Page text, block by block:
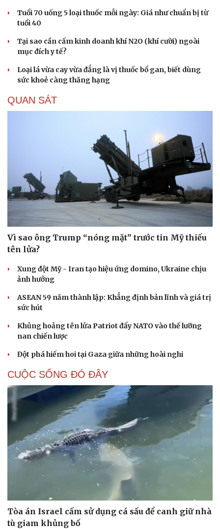
Tuổi 70 uống 5 loại thuốc mỗi ngày: Giá như chuẩn bị từ
tuổi 40
Tại sao cần cấm kinh doanh khí N2O (khí cười) ngoài
mục đích y tế?
Loại lá vừa cay vừa đắng là vị thuốc bổ gan, biết dùng
sức khoẻ càng thăng hạng
QUAN SÁT
Vì sao ông Trump “nóng mặt” trước tin Mỹ thiếu
tên lửa?
Xung đột Mỹ - Iran tạo hiệu ứng domino, Ukraine chịu
ảnh hưởng
ASEAN 59 năm thành lập: Khẳng định bản lĩnh và giá trị
sức hút
Khủng hoảng tên lửa Patriot đẩy NATO vào thế lưỡng
nan chiến lược
Đột phá hiếm hoi tại Gaza giữa những hoài nghi
CUỘC SỐNG ĐÓ ĐÂY
Tòa án Israel cấm sử dụng cá sấu để canh giữ nhà
tù giam khủng bố